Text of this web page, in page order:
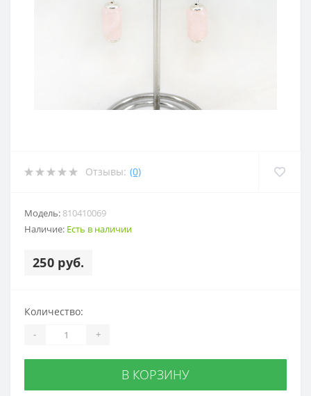
Отзывы: (0)
Модель: 810410069
Наличие: Есть в наличии
250 руб.
Количество:
- +
В КОРЗИНУ